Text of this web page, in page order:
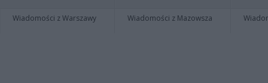
Wiadomości z Warszawy Wiadomości z Mazowsza